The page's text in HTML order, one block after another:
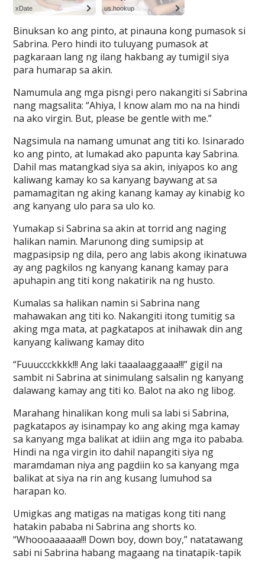
Binuksan ko ang pinto, at pinauna kong pumasok si
Sabrina. Pero hindi ito tuluyang pumasok at
pagkaraan lang ng ilang hakbang ay tumigil siya
para humarap sa akin.
Namumula ang mga pisngi pero nakangiti si Sabrina
nang magsalita: “Ahiya, I know alam mo na na hindi
na ako virgin. But, please be gentle with me.”
Nagsimula na namang umunat ang titi ko. Isinarado
ko ang pinto, at lumakad ako papunta kay Sabrina.
Dahil mas matangkad siya sa akin, iniyapos ko ang
kaliwang kamay ko sa kanyang baywang at sa
pamamagitan ng aking kanang kamay ay kinabig ko
ang kanyang ulo para sa ulo ko.
Yumakap si Sabrina sa akin at torrid ang naging
halikan namin. Marunong ding sumipsip at
magpasipsip ng dila, pero ang labis akong ikinatuwa
ay ang pagkilos ng kanyang kanang kamay para
apuhapin ang titi kong nakatirik na ng husto.
Kumalas sa halikan namin si Sabrina nang
mahawakan ang titi ko. Nakangiti itong tumitig sa
aking mga mata, at pagkatapos at inihawak din ang
kanyang kaliwang kamay dito
“Fuuuccckkkk!!! Ang laki taaalaaggaaa!!!” gigil na
sambit ni Sabrina at sinimulang salsalin ng kanyang
dalawang kamay ang titi ko. Balot na ako ng libog.
Marahang hinalikan kong muli sa labi si Sabrina,
pagkatapos ay isinampay ko ang aking mga kamay
sa kanyang mga balikat at idiin ang mga ito pababa.
Hindi na nga virgin ito dahil napangiti siya ng
maramdaman niya ang pagdiin ko sa kanyang mga
balikat at siya na rin ang kusang lumuhod sa
harapan ko.
Umigkas ang matigas na matigas kong titi nang
hatakin pababa ni Sabrina ang shorts ko.
“Whoooaaaaaa!!! Down boy, down boy,” natatawang
sabi ni Sabrina habang magaang na tinatapik-tapik